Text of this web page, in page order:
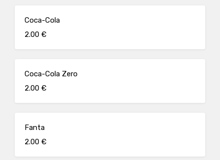
Coca-Cola
2.00 €
Coca-Cola Zero
2.00 €
Fanta
2.00 €